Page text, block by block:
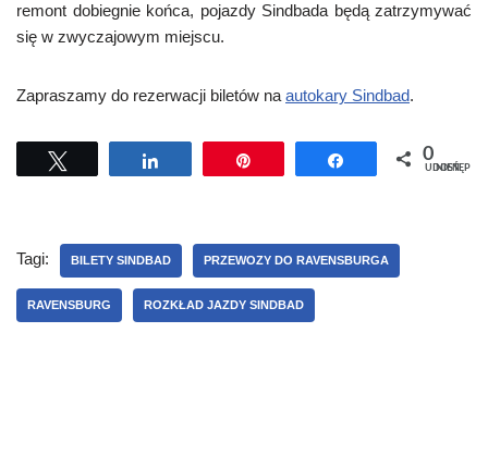
remont dobiegnie końca, pojazdy Sindbada będą zatrzymywać
się w zwyczajowym miejscu.
Zapraszamy do rezerwacji biletów na autokary Sindbad.
Udostępnij Udostępnij
0
UDOSTĘPNIEŃ
Tagi: BILETY SINDBAD PRZEWOZY DO RAVENSBURGA
RAVENSBURG ROZKŁAD JAZDY SINDBAD